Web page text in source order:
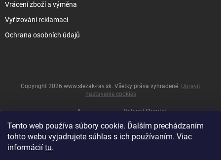
Tento web používa súbory cookie. Ďalším prechádzaním
tohto webu vyjadrujete súhlas s ich používaním. Viac
informácií tu.
Vrácení zboží a výměna
Vyřizování reklamací
Ochrana osobních údajů
& Vytvoril Shoptet
Copyright 2026 www.slezak-rav.sk. Všetky práva vyhradené. Upraviť
nastavenie cookies